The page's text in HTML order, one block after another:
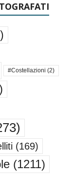
#Costellazioni (2)
(169)
(1211)